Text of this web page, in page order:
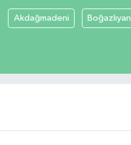
Akdağmadeni Boğazlıyan